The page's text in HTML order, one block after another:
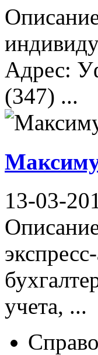
Адрес:
(347) ...
13-03-
учета, ...